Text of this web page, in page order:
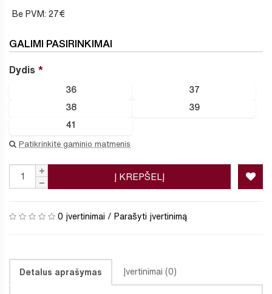
Be PVM: 27€
GALIMI PASIRINKIMAI
Dydis
36 37
38 39
41
Patikrinkite gaminio matmenis
Į KREPŠELĮ
0 įvertinimai / Parašyti įvertinimą
Detalus aprašymas Įvertinimai (0)